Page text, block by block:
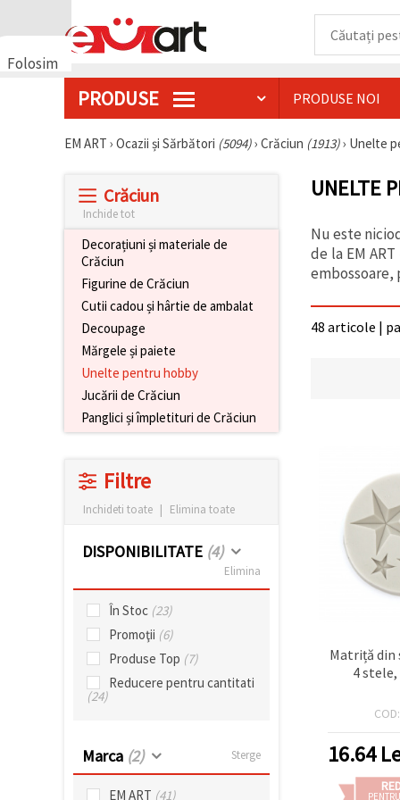
Folosim
funcționarea
PRODUSE PRODUSE NOI
EM ART › Ocazii și Sărbători (5094)› Crăciun (1913)› Unelte
Crăciun
Inchide tot
Decorațiuni și materiale de
Crăciun
Figurine de Crăciun
Cutii cadou și hârtie de ambalat
Decoupage
Mărgele și paiete
Unelte pentru hobby
Jucării de Crăciun
Panglici și împletituri de Crăciun
Filtre
Inchideti toate | Elimina toate
DISPONIBILITATE (4)
Elimina
În Stoc (23)
Promoţii (6)
Produse Top (7)
Reducere pentru cantitati
(24)
Marca (2) Sterge
EM ART (41)
UNELTE
Nu este
de la EM
embossoare,
48 articole |
Matriță din
4 stele,
COD:
16.64